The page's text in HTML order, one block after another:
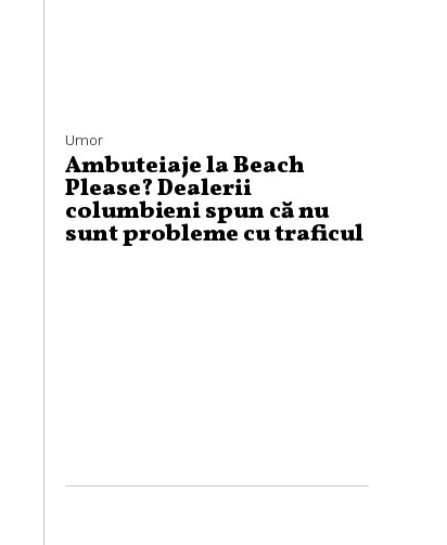
Umor
Ambuteiaje la Beach
Please? Dealerii
columbieni spun că nu
sunt probleme cu traficul